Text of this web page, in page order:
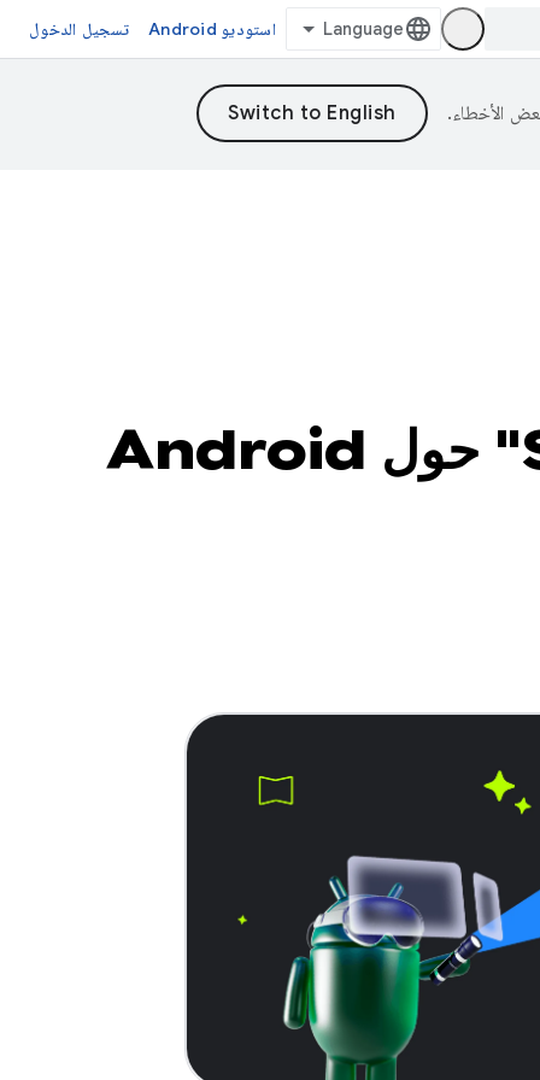
استوديو Android تسجيل الدخول
مرحبًا بك في سلسلة "Spotlight Week" حول Android